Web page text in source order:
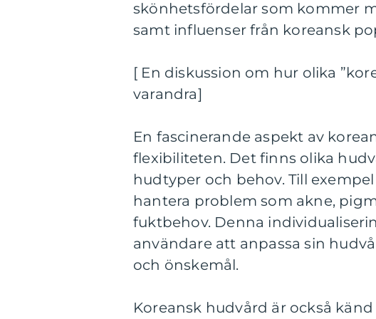
skönhetsfördelar som kommer
samt influenser från koreansk
[ En diskussion om hur olika
varandra]
En fascinerande aspekt av
flexibiliteten. Det finns olika
hudtyper och behov. Till
hantera problem som akne,
fuktbehov. Denna
användare att anpassa sin
och önskemål.
Koreansk hudvård är också